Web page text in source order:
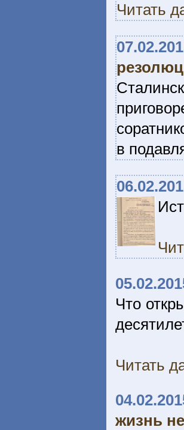
Читать
в
Что
Читать
жизнь